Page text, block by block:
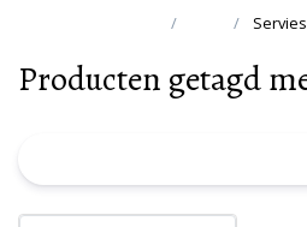
Servies
Producten getagd